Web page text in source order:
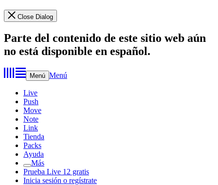
Close Dialog
Parte del contenido de este sitio web aún
no está disponible en español.
Menú Menú
Live
Push
Move
Note
Link
Tienda
Packs
Ayuda
Más
Prueba Live 12 gratis
Inicia sesión o regístrate